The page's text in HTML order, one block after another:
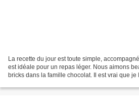
La recette du jour est toute simple,
est idéale pour un repas léger. Nous aimons
bricks dans la famille chocolat. Il est vrai que